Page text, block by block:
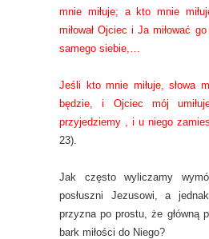
mnie miłuje; a kto mnie
miłował Ojciec i Ja miłować
samego siebie,…
Jeśli kto mnie miłuje, słowa
będzie, i Ojciec mój
przyjedziemy , i u niego
23).
Jak często wyliczamy
posłuszni Jezusowi, a
przyzna po prostu, że główną
bark miłości do Niego?